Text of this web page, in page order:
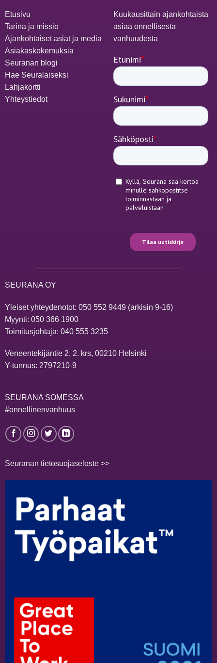
Etusivu
Tarina ja missio
Ajankohtaiset asiat ja media
Asiakaskokemuksia
Seuranan blogi
Hae Seuralaiseksi
Lahjakortti
Yhteystiedot
Kuukausittain ajankohtaista
asiaa onnellisesta
vanhuudesta
SEURANA OY
Yleiset yhteydenotot: 050 552 9449(arkisin 9-16)
Myynti: 050 366 1900
Toimitusjohtaja: 040 555 3235
Veneentekijäntie 2, 2. krs, 00210 Helsinki
Y-tunnus: 2797210-9
SEURANA SOMESSA
#onnellinenvanhuus
Seuranan tietosuojaseloste >>